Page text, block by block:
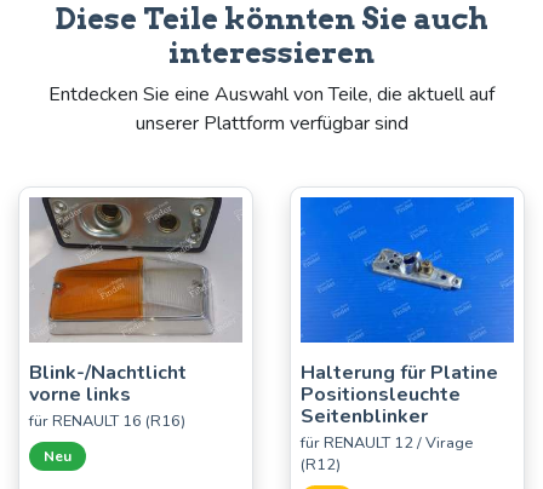
Diese Teile könnten Sie auch
interessieren
Entdecken Sie eine Auswahl von Teile, die aktuell auf
unserer Plattform verfügbar sind
Blink-/Nachtlicht
vorne links
für RENAULT 16 (R16)
Neu
Halterung für Platine
Positionsleuchte
Seitenblinker
für RENAULT 12 / Virage
(R12)